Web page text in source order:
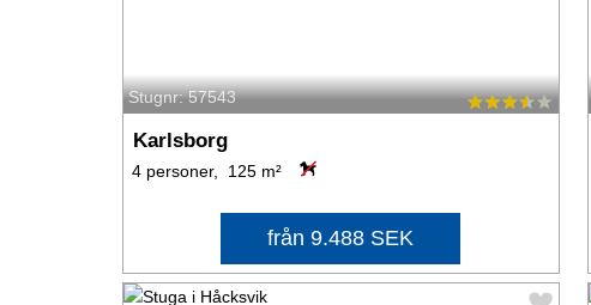
Stugnr: 57543
Karlsborg
4 personer, 125 m²
från 9.488 SEK